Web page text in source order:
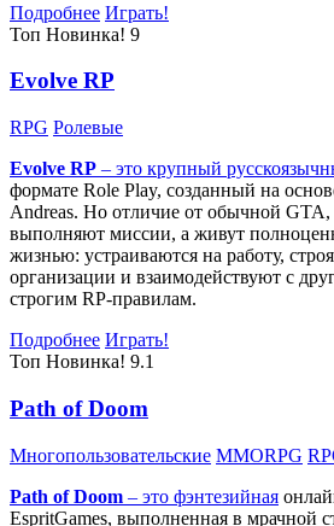
Подробнее Играть!
Топ Новинка! 9
Evolve RP
RPG Ролевые
Evolve RP – это крупный
формате Role Play, созданный на
Andreas. Но отличие от обычной GTA,
выполняют миссии, а живут
жизнью: устраиваются на работу,
организации и взаимодействуют с
строгим RP-правилам.
Подробнее Играть!
Топ Новинка! 9.1
Path of Doom
Многопользовательские MMORPG
Path of Doom – это фэнтезийная
EspritGames, выполненная в мрачной